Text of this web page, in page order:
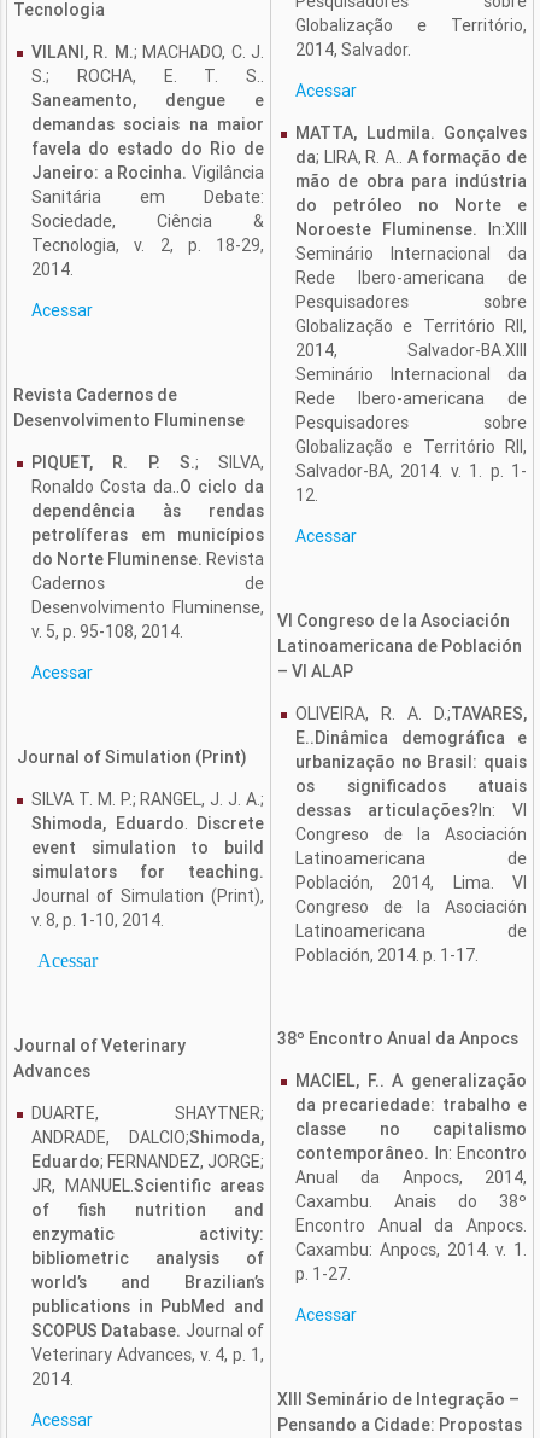
Tecnologia
VILANI, R. M.; MACHADO, C. J.
S.; ROCHA, E. T. S..
Saneamento, dengue e
demandas sociais na maior
favela do estado do Rio de
Janeiro: a Rocinha. Vigilância
Sanitária em Debate:
Sociedade, Ciência &
Tecnologia, v. 2, p. 18-29,
2014.
Acessar
Revista Cadernos de
Desenvolvimento Fluminense
PIQUET, R. P. S.; SILVA,
Ronaldo Costa da..O ciclo da
dependência às rendas
petrolíferas em municípios
do Norte Fluminense. Revista
Cadernos de
Desenvolvimento Fluminense,
v. 5, p. 95-108, 2014.
Acessar
Journal of Simulation (Print)
SILVA T. M. P.; RANGEL, J. J. A.;
Shimoda, Eduardo. Discrete
event simulation to build
simulators for teaching.
Journal of Simulation (Print),
v. 8, p. 1-10, 2014.
Acessar
Journal of Veterinary
Advances
DUARTE, SHAYTNER;
ANDRADE, DALCIO;Shimoda,
Eduardo; FERNANDEZ, JORGE;
JR, MANUEL.Scientific areas
of fish nutrition and
enzymatic activity:
bibliometric analysis of
world’s and Brazilian’s
publications in PubMed and
SCOPUS Database. Journal of
Veterinary Advances, v. 4, p. 1,
2014.
Acessar
Globalização e Território,
2014, Salvador.
Acessar
MATTA, Ludmila. Gonçalves
da; LIRA, R. A.. A formação de
mão de obra para indústria
do petróleo no Norte e
Noroeste Fluminense. In:XIII
Seminário Internacional da
Rede Ibero-americana de
Pesquisadores sobre
Globalização e Território RII,
2014, Salvador-BA.XIII
Seminário Internacional da
Rede Ibero-americana de
Pesquisadores sobre
Globalização e Território RII,
Salvador-BA, 2014. v. 1. p. 1-
12.
Acessar
VI Congreso de la Asociación
Latinoamericana de Población
– VI ALAP
OLIVEIRA, R. A. D.;TAVARES,
E..Dinâmica demográfica e
urbanização no Brasil: quais
os significados atuais
dessas articulações?In: VI
Congreso de la Asociación
Latinoamericana de
Población, 2014, Lima. VI
Congreso de la Asociación
Latinoamericana de
Población, 2014. p. 1-17.
38º Encontro Anual da Anpocs
MACIEL, F.. A generalização
da precariedade: trabalho e
classe no capitalismo
contemporâneo. In: Encontro
Anual da Anpocs, 2014,
Caxambu. Anais do 38º
Encontro Anual da Anpocs.
Caxambu: Anpocs, 2014. v. 1.
p. 1-27.
Acessar
XIII Seminário de Integração –
Pensando a Cidade: Propostas